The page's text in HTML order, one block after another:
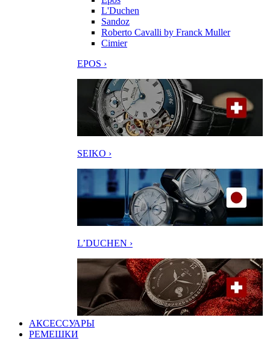
L'Duchen
Sandoz
Roberto Cavalli by Franck Muller
Cimier
EPOS ›
SEIKO ›
L’DUCHEN ›
АКСЕССУАРЫ
РЕМЕШКИ